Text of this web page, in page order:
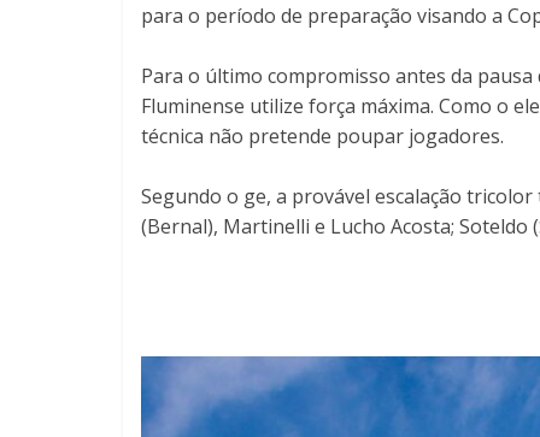
para o período de preparação visando a
Para o último compromisso antes da
Fluminense utilize força máxima. Como o
técnica não pretende poupar jogadores.
Segundo o ge, a provável escalação tricolor
(Bernal), Martinelli e Lucho Acosta; Soteldo